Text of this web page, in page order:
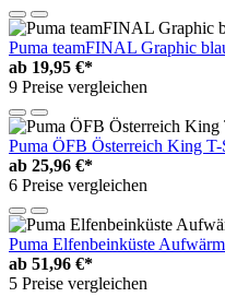
Puma teamFINAL Graphic
ab 19,95 €*
9 Preise vergleichen
Puma ÖFB Österreich King
ab 25,96 €*
6 Preise vergleichen
Puma Elfenbeinküste
ab 51,96 €*
5 Preise vergleichen